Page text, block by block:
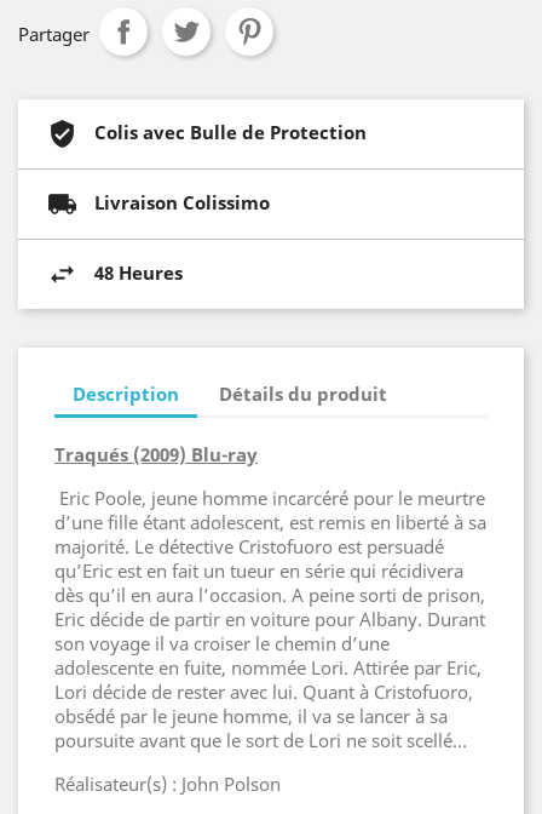
Partager
Colis avec Bulle de Protection
Livraison Colissimo
48 Heures
Description Détails du produit
Traqués (2009) Blu-ray
Eric Poole, jeune homme incarcéré pour le meurtre
d’une fille étant adolescent, est remis en liberté à sa
majorité. Le détective Cristofuoro est persuadé
qu’Eric est en fait un tueur en série qui récidivera
dès qu’il en aura l’occasion. A peine sorti de prison,
Eric décide de partir en voiture pour Albany. Durant
son voyage il va croiser le chemin d’une
adolescente en fuite, nommée Lori. Attirée par Eric,
Lori décide de rester avec lui. Quant à Cristofuoro,
obsédé par le jeune homme, il va se lancer à sa
poursuite avant que le sort de Lori ne soit scellé…
Réalisateur(s) : John Polson